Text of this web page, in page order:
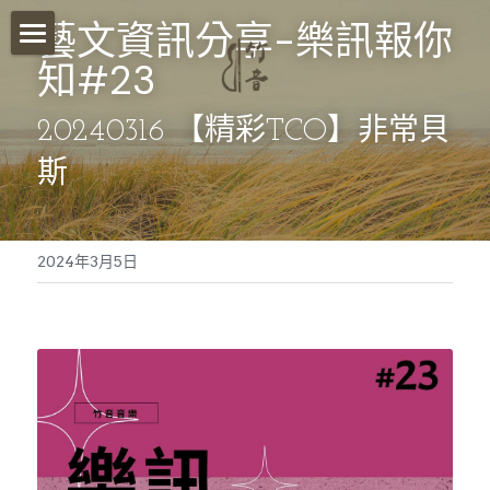
首頁
關於我們
影音分享
竹音講堂
竹音小語
竹音小教室
ESG永續發展
聯絡我們
藝文資訊分享-樂訊報你
知#23
20240316 【精彩TCO】非常貝
斯
2024年3月5日